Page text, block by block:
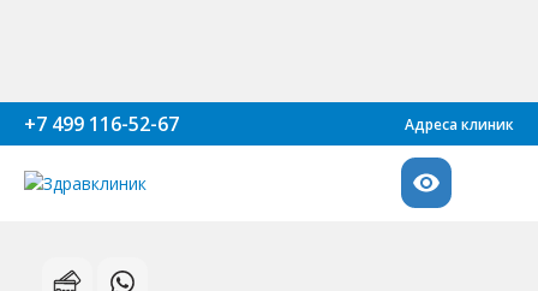
+7 499 116-52-67 Адреса клиник